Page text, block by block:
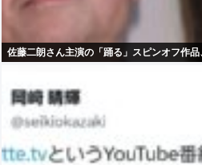
佐藤二朗さん主演の「踊る」スピンオフ作